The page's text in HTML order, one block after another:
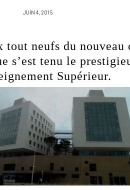
PUBLIÉ
JUIN 4, 2015
tout neufs du nouveau
s’est tenu le
Supérieur.